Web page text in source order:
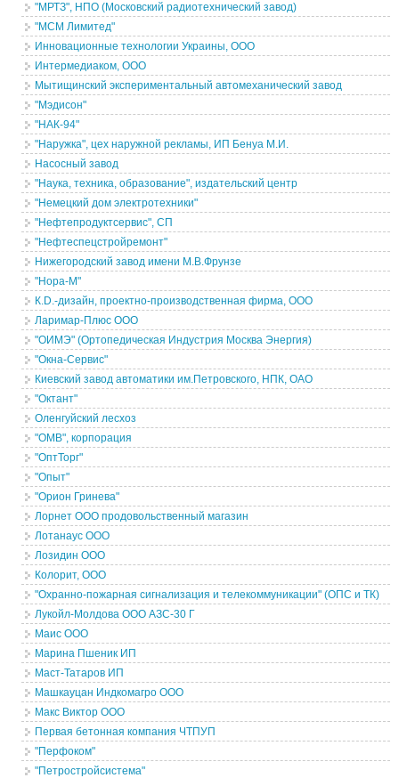
"МРТЗ", НПО (Московский радиотехнический завод)
"МСМ Лимитед"
Инновационные технологии Украины, ООО
Интермедиаком, ООО
Мытищинский экспериментальный автомеханический завод
"Мэдисон"
"НАК-94"
"Наружка", цех наружной рекламы, ИП Бенуа М.И.
Насосный завод
"Наука, техника, образование", издательский центр
"Немецкий дом электротехники"
"Нефтепродуктсервис", СП
"Нефтеспецстройремонт"
Нижегородский завод имени М.В.Фрунзе
"Нора-М"
К.D.-дизайн, проектно-производственная фирма, ООО
Ларимар-Плюс ООО
"ОИМЭ" (Ортопедическая Индустрия Москва Энергия)
"Окна-Сервис"
Киевский завод автоматики им.Петровского, НПК, ОАО
"Октант"
Оленгуйский лесхоз
"ОМВ", корпорация
"ОптТорг"
"Опыт"
"Орион Гринева"
Лорнет ООО продовольственный магазин
Лотанаус ООО
Лозидин ООО
Колорит, ООО
"Охранно-пожарная сигнализация и телекоммуникации" (ОПС и ТК)
Лукойл-Молдова ООО АЗС-30 Г
Маис ООО
Марина Пшеник ИП
Маст-Татаров ИП
Машкауцан Индкомагро ООО
Макс Виктор ООО
Первая бетонная компания ЧТПУП
"Перфоком"
"Петростройсистема"